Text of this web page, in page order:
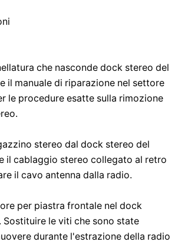
che nasconde dock stereo del
il manuale di riparazione nel settore
le procedure esatte sulla rimozione
stereo dal dock stereo del
il cablaggio stereo collegato al retro
il cavo antenna dalla radio.
per piastra frontale nel dock
Sostituire le viti che sono state
durante l'estrazione della radio